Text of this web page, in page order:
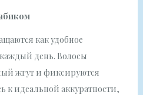
как удобное
день. Волосы
жгут и фиксируются
к идеальной аккуратности,